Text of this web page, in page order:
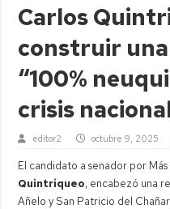
Carlos
construir
“100%
crisis
editor2 octubre 9, 2025
El candidato a senador por
Quintriqueo, encabezó una
Añelo y San Patricio del